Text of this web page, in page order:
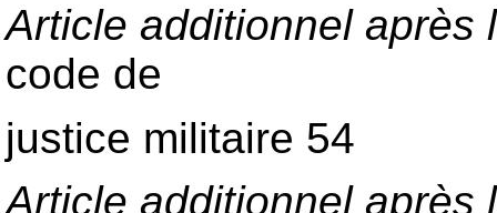
Article additionnel après
code de
justice militaire 54
Article additionnel après